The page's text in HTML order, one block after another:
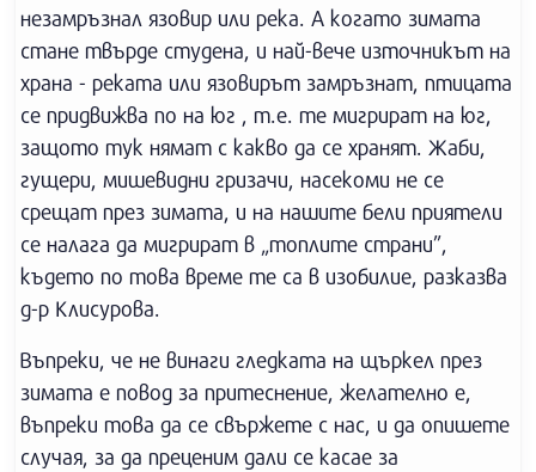
незамръзнал язовир или река. А когато зимата
стане твърде студена, и най-вече източникът на
храна - реката или язовирът замръзнат, птицата
се придвижва по на юг , т.е. те мигрират на юг,
защото тук нямат с какво да се хранят. Жаби,
гущери, мишевидни гризачи, насекоми не се
срещат през зимата, и на нашите бели приятели
се налага да мигрират в „топлите страни”,
където по това време те са в изобилие, разказва
д-р Клисурова.
Въпреки, че не винаги гледката на щъркел през
зимата е повод за притеснение, желателно е,
въпреки това да се свържете с нас, и да опишете
случая, за да преценим дали се касае за